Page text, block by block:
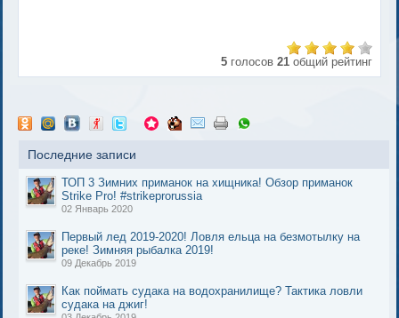
5 голосов 21 общий рейтинг
Последние записи
ТОП 3 Зимних приманок на хищника! Обзор приманок
Strike Pro! #strikeprorussia
02 Январь 2020
Первый лед 2019-2020! Ловля ельца на безмотылку на
реке! Зимняя рыбалка 2019!
09 Декабрь 2019
Как поймать судака на водохранилище? Тактика ловли
судака на джиг!